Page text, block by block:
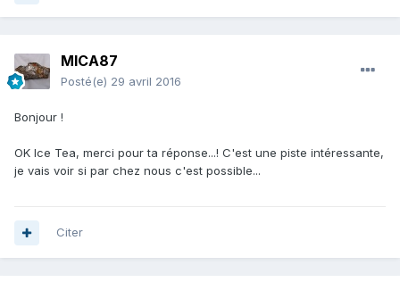
MICA87
Posté(e) 29 avril 2016
Bonjour !
OK Ice Tea, merci pour ta réponse...! C'est une piste intéressante,
je vais voir si par chez nous c'est possible...
Citer